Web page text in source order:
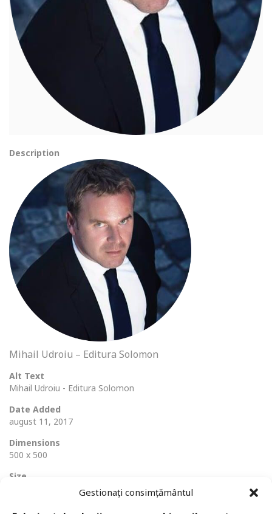
Gestionați consimțământul
Description
Mihail Udroiu – Editura Solomon
Alt Text
Mihail Udroiu - Editura Solomon
Date Added
august 11, 2017
Dimensions
500 x 500
Size